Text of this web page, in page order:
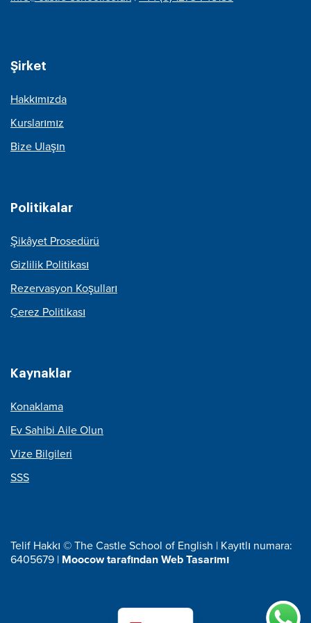
Şirket
Hakkımızda
Kurslarımız
Bize Ulaşın
Politikalar
Şikâyet Prosedürü
Gizlilik Politikası
Rezervasyon Koşulları
Çerez Politikası
Kaynaklar
Konaklama
Ev Sahibi Aile Olun
Vize Bilgileri
SSS
Telif Hakkı © The Castle School of English | Kayıtlı numara:
6405679 | Moocow tarafından Web Tasarımı